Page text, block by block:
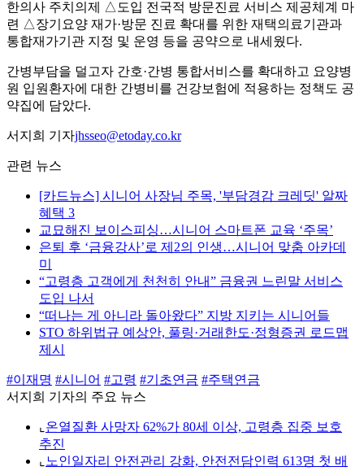
한의사 주치의제 △도입 전국적 방문진료 서비스 제공체계 마
련 △장기요양 재가·방문 진료 확대를 위한 재택의료기관과
통합재가기관 지정 및 운영 등을 공약으로 내세웠다.
간병부담을 덜고자 간호·간병 통합서비스를 확대하고 요양병
원 입원환자에 대한 간병비를 건강보험에 적용하는 정책도 공
약집에 담았다.
서지희 기자jhsseo@etoday.co.kr
관련 뉴스
[카드뉴스] 시니어 사장님 주목, '부담경감 크레딧' 알짜
혜택 3
교묘해진 보이스피싱…시니어 스마트폰 교육 ‘주목’
은퇴 후 ‘금융강사’로 제2의 인생…시니어 맞춤 아카데
미
“고령층 고객에게 천천히 안내” 금융권 느린말 서비스
도입 나서
“떠나는 게 아니라 돌아왔다” 지방 지키는 시니어들
STO 하위법규 예상안, 풀링·거래한도·정형증권 로드맵
제시
#이재명 #시니어 #고령 #기초연금 #주택연금
서지희 기자의 주요 뉴스
⌞ 온열질환 사망자 62%가 80세 이상, 고령층 집중 보호
추진
⌞ 노인일자리 안전관리 강화, 안전전담인력 613명 첫 배